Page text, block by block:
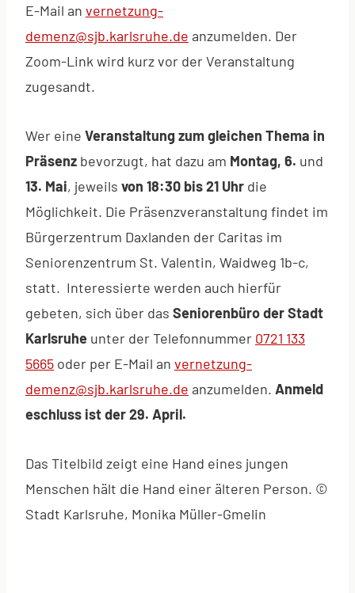
E-Mail an vernetzung-
demenz@sjb.karlsruhe.de anzumelden. Der
Zoom-Link wird kurz vor der Veranstaltung
zugesandt.
Wer eine Veranstaltung zum gleichen Thema in
Präsenz bevorzugt, hat dazu am Montag, 6. und
13. Mai, jeweils von 18:30 bis 21 Uhr die
Möglichkeit. Die Präsenzveranstaltung findet im
Bürgerzentrum Daxlanden der Caritas im
Seniorenzentrum St. Valentin, Waidweg 1b-c,
statt. Interessierte werden auch hierfür
gebeten, sich über das Seniorenbüro der Stadt
Karlsruhe unter der Telefonnummer 0721 133
5665 oder per E-Mail an vernetzung-
demenz@sjb.karlsruhe.de anzumelden. Anmeld
eschluss ist der 29. April.
Das Titelbild zeigt eine Hand eines jungen
Menschen hält die Hand einer älteren Person. ©
Stadt Karlsruhe, Monika Müller-Gmelin